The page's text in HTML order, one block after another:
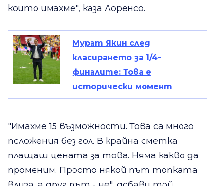
които имахме", каза Лоренсо.
Мурат Якин след
класирането за 1/4-
финалите: Това е
исторически момент
"Имахме 15 възможности. Това са много
положения без гол. В крайна сметка
плащаш цената за това. Няма какво да
променим. Просто някой път топката